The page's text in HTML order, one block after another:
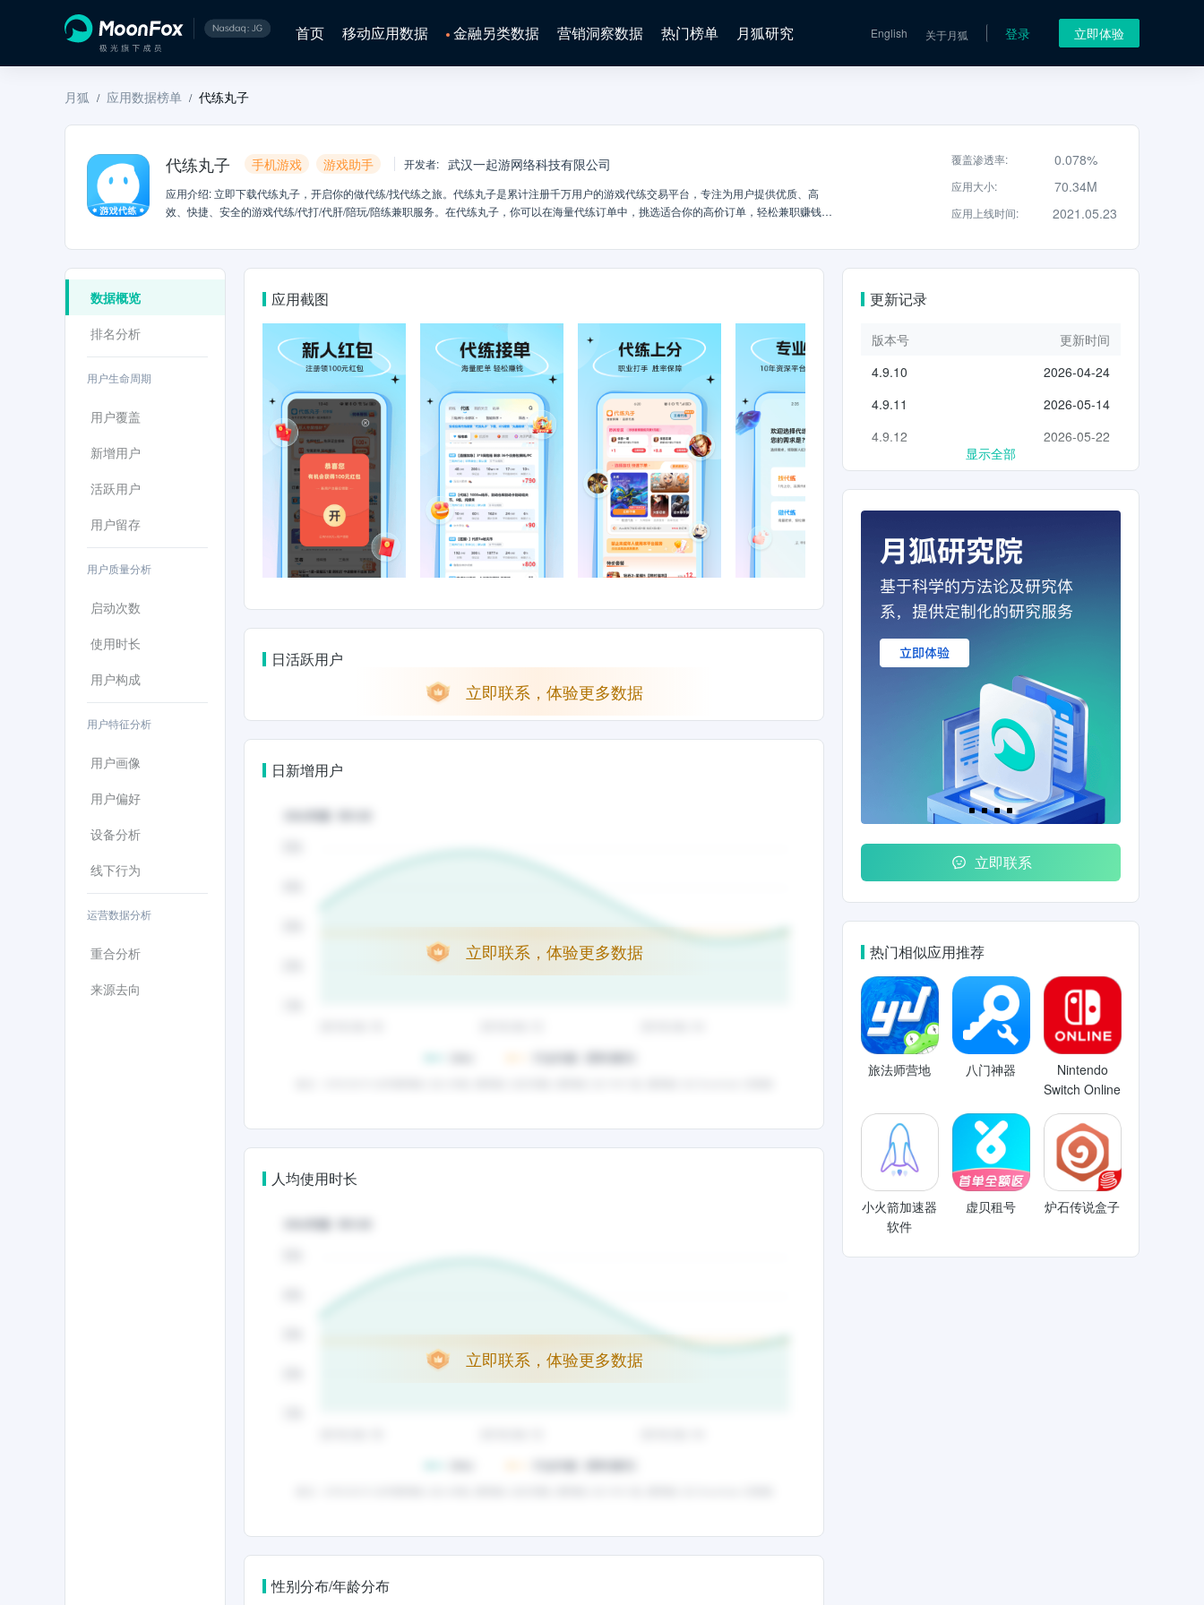
首页 移动应用数据 金融另类数据 营销洞察数据 热门榜单 月狐研究 English 关于月狐 登录 立即体验
月狐 / 应用数据榜单 / 代练丸子
代练丸子 手机游戏 游戏助手 开发者: 武汉一起游网络科技有限公司
应用介绍:立即下载代练丸子，开启你的做代练/找代练之旅。代练丸子是累计注册千万用户的游戏代练交易平台，专注为用户提供优质、高
效、快捷、安全的游戏代练/代打/代肝/陪玩/陪练兼职服务。在代练丸子，你可以在海量代练订单中，挑选适合你的高价订单，轻松兼职赚钱；
英雄联盟、lol英雄联盟手游、原神、和平精英、穿越火线：枪战王者、QQ飞车手游以及逆战多款热门游戏。提供游戏代练、游戏陪玩陪练，
子官网：www.dailianwanzi.com
覆盖渗透率: 0.078%
应用大小: 70.34M
应用上线时间: 2021.05.23
数据概览
排名分析
用户生命周期
用户覆盖
新增用户
活跃用户
用户留存
用户质量分析
启动次数
使用时长
用户构成
用户特征分析
用户画像
用户偏好
设备分析
线下行为
运营数据分析
重合分析
来源去向
应用截图
日活跃用户
立即联系，体验更多数据
日新增用户
立即联系，体验更多数据
人均使用时长
立即联系，体验更多数据
性别分布/年龄分布
更新记录
版本号
更新时间
4.9.10
2026-04-24
4.9.11
2026-05-14
4.9.12
2026-05-22
显示全部
立即联系
热门相似应用推荐
旅法师营地 八门神器
Nintendo
Switch Online
小火箭加速器
软件
虚贝租号 炉石传说盒子